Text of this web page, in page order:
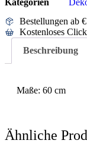
Kategorien
Bestellungen ab
Kostenloses
Beschreibung
Maße: 60 cm
Ähnliche